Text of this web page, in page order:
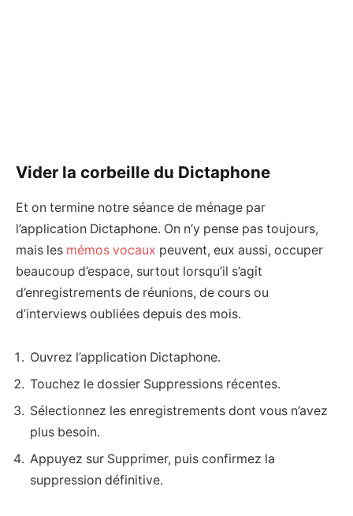
Vider la corbeille du Dictaphone
Et on termine notre séance de ménage par
l’application Dictaphone. On n’y pense pas toujours,
mais les mémos vocaux peuvent, eux aussi, occuper
beaucoup d’espace, surtout lorsqu’il s’agit
d’enregistrements de réunions, de cours ou
d’interviews oubliées depuis des mois.
Ouvrez l’application Dictaphone.
Touchez le dossier Suppressions récentes.
Sélectionnez les enregistrements dont vous n’avez
plus besoin.
Appuyez sur Supprimer, puis confirmez la
suppression définitive.